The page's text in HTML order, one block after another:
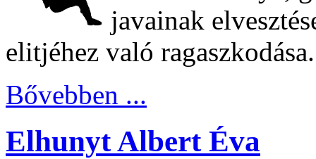
javainak
elitjéhez való ragaszkodása.
Bővebben ...
Elhunyt Albert Éva